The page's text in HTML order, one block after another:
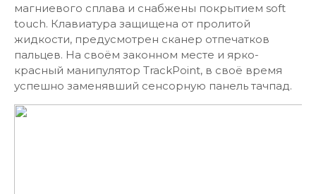
магниевого сплава и снабжены покрытием soft
touch. Клавиатура защищена от пролитой
жидкости, предусмотрен сканер отпечатков
пальцев. На своём законном месте и ярко-
красный манипулятор TrackPoint, в своё время
успешно заменявший сенсорную панель тачпад.